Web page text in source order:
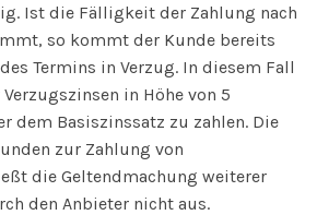
Ist die Fälligkeit der Zahlung nach
so kommt der Kunde bereits
Termins in Verzug. In diesem Fall
in Höhe von 5
dem Basiszinssatz zu zahlen. Die
zur Zahlung von
die Geltendmachung weiterer
den Anbieter nicht aus.